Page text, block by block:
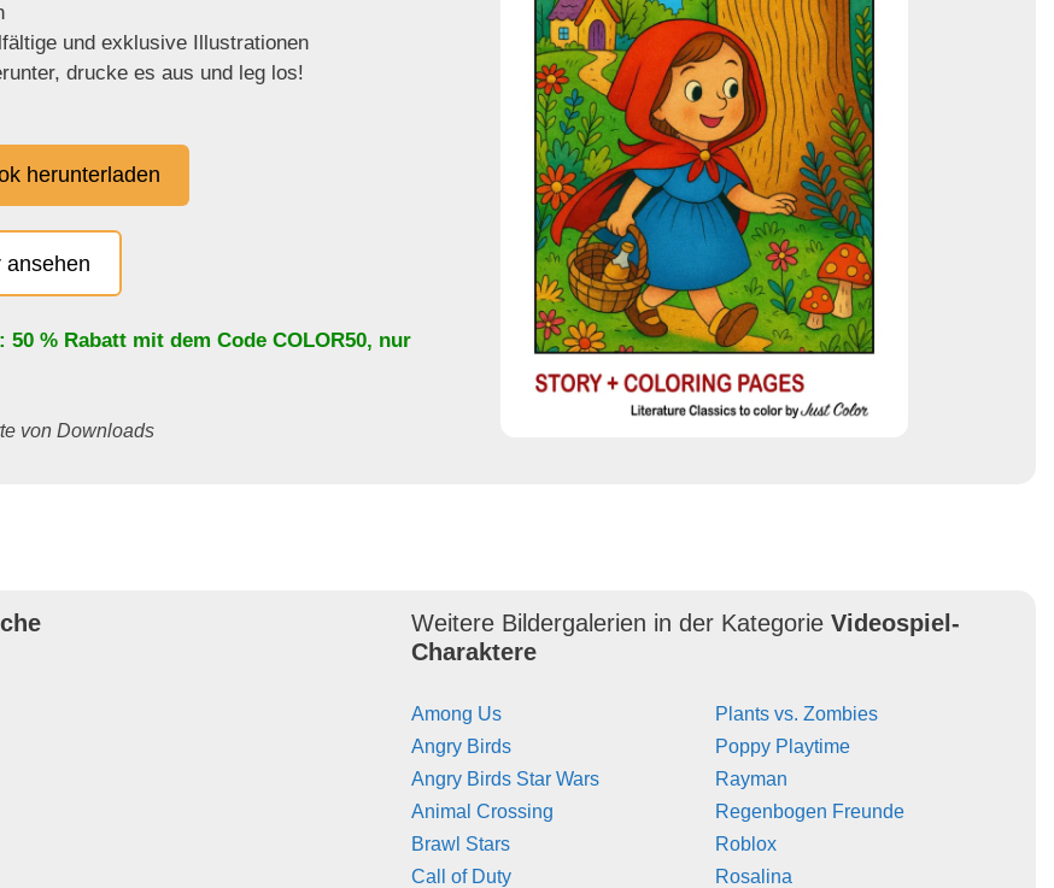
und exklusive Illustrationen
drucke es aus und leg los!
herunterladen
ansehen
50 % Rabatt mit dem Code COLOR50, nur
von Downloads
Weitere Bildergalerien in der KategorieVideospiel-
Charaktere
Among Us
Angry Birds
Angry Birds Star Wars
Animal Crossing
Brawl Stars
Call of Duty
Plants vs. Zombies
Poppy Playtime
Rayman
Regenbogen Freunde
Roblox
Rosalina